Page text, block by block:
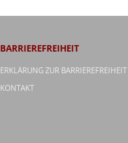
BARRIEREFREIHEIT
ERKLÄRUNG ZUR BARRIEREFREIHEIT
KONTAKT